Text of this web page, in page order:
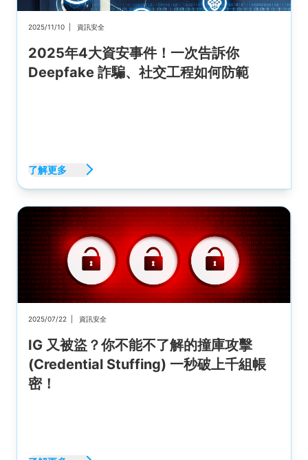
2025/11/10 資訊安全
2025年4大資安事件！一次告訴你
Deepfake 詐騙、社交工程如何防範
了解更多
2025/07/22 資訊安全
IG 又被盜？你不能不了解的撞庫攻擊
(Credential Stuffing) 一秒破上千組帳
密！